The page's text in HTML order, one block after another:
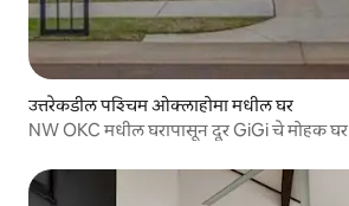
उत्तरेकडील पश्चिम ओक्लाहोमा मधील घर
NW OKC मधील घरापासून दूर GiGi चे मोहक घर